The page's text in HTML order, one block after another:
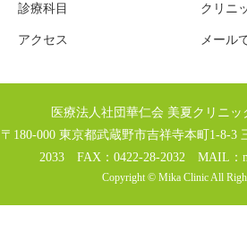
診療科目 クリニ
アクセス メール
医療法人社団華仁会 美夏クリニ
〒180-000 東京都武蔵野市吉祥寺本町1-8-
2033 FAX：0422-28-2032 MAIL：
Copyright © Mika Clinic All